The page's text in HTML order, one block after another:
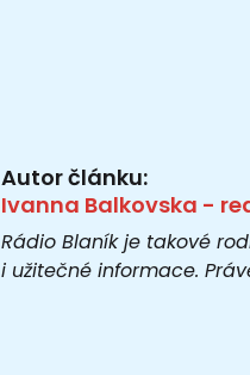
Autor článku:
Ivanna Balkovska -
Rádio Blaník je takové
i užitečné informace.